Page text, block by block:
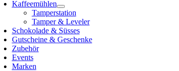
Kaffeemühlen
Tamperstation
Tamper & Leveler
Schokolade & Süsses
Gutscheine & Geschenke
Zubehör
Events
Marken